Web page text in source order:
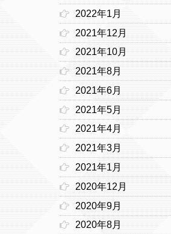
2022年1月
2021年12月
2021年10月
2021年8月
2021年6月
2021年5月
2021年4月
2021年3月
2021年1月
2020年12月
2020年9月
2020年8月